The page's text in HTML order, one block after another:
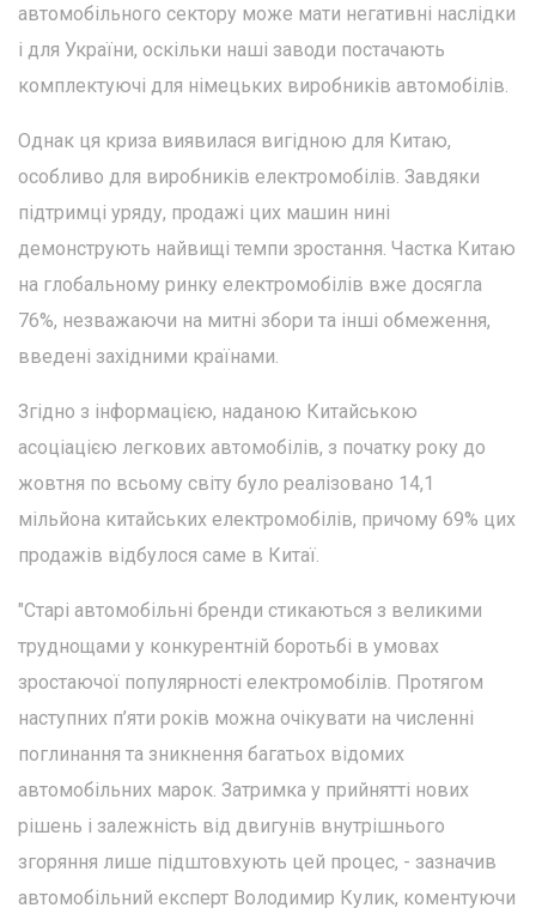
автомобільного сектору може мати негативні наслідки
і для України, оскільки наші заводи постачають
комплектуючі для німецьких виробників автомобілів.
Однак ця криза виявилася вигідною для Китаю,
особливо для виробників електромобілів. Завдяки
підтримці уряду, продажі цих машин нині
демонструють найвищі темпи зростання. Частка Китаю
на глобальному ринку електромобілів вже досягла
76%, незважаючи на митні збори та інші обмеження,
введені західними країнами.
Згідно з інформацією, наданою Китайською
асоціацією легкових автомобілів, з початку року до
жовтня по всьому світу було реалізовано 14,1
мільйона китайських електромобілів, причому 69% цих
продажів відбулося саме в Китаї.
"Старі автомобільні бренди стикаються з великими
труднощами у конкурентній боротьбі в умовах
зростаючої популярності електромобілів. Протягом
наступних п’яти років можна очікувати на численні
поглинання та зникнення багатьох відомих
автомобільних марок. Затримка у прийнятті нових
рішень і залежність від двигунів внутрішнього
згоряння лише підштовхують цей процес, - зазначив
автомобільний експерт Володимир Кулик, коментуючи